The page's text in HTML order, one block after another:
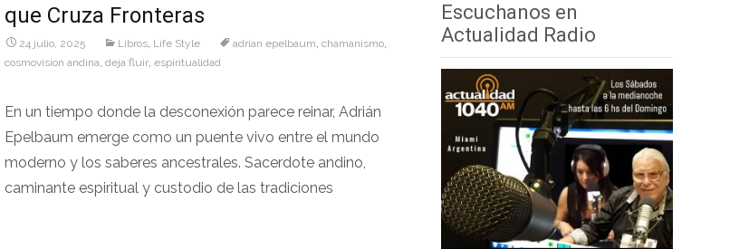
que Cruza Fronteras
24 julio, 2025 Libros, Life Style adrian epelbaum, chamanismo,
cosmovision andina, deja fluir, espiritualidad
En un tiempo donde la desconexión parece reinar, Adrián
Epelbaum emerge como un puente vivo entre el mundo
moderno y los saberes ancestrales. Sacerdote andino,
caminante espiritual y custodio de las tradiciones
arriba/abajo
para
aumentar
disminuir
el
volumen.
Escuchanos en
Actualidad Radio